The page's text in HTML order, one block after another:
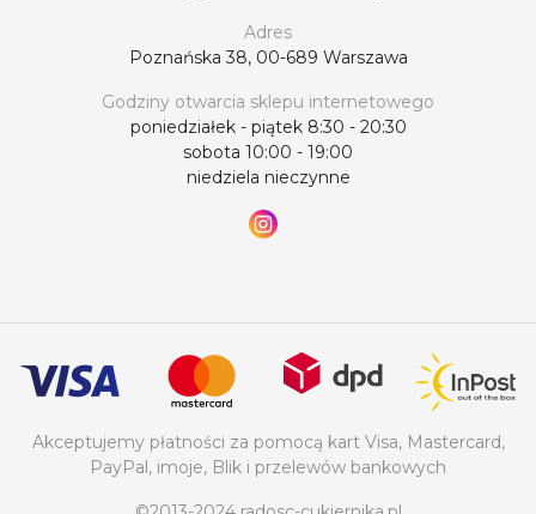
Adres
Poznańska 38, 00-689 Warszawa
Godziny otwarcia sklepu internetowego
poniedziałek - piątek 8:30 - 20:30
sobota 10:00 - 19:00
niedziela nieczynne
Akceptujemy płatności za pomocą kart Visa, Mastercard,
PayPal, imoje, Blik i przelewów bankowych